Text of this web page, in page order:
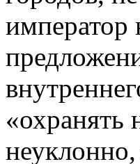
император
«охранять